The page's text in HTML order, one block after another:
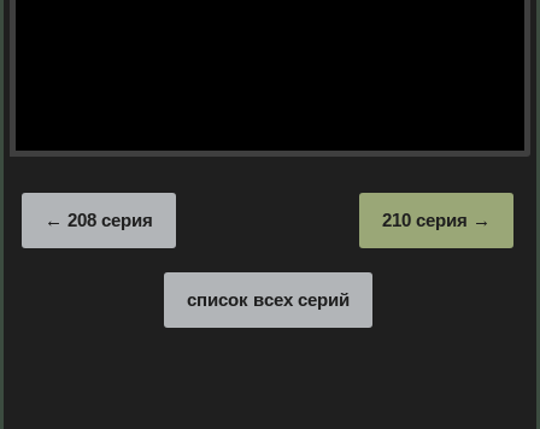
210 серия
208 серия
список всех серий